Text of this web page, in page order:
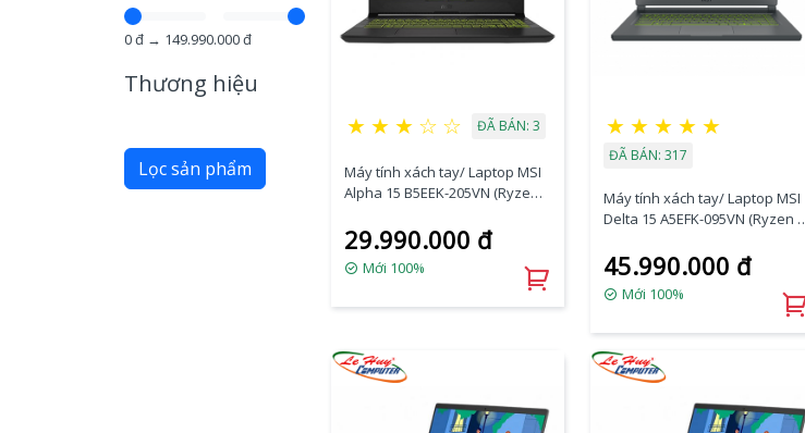
0đ → 149.990.000đ
Thương hiệu
Lọc sản phẩm
★ ★ ★ ☆ ☆ ĐÃ BÁN: 3
Máy tính xách tay/ Laptop MSI
Alpha 15 B5EEK-205VN (Ryzen 7
8GB/Ram 16GB/SSD
512GB/15.6 Inch IPS 144Hz FHD)
29.990.000 đ
Mới 100%
★ ★ ★ ★ ★
ĐÃ BÁN: 317
Máy tính xách tay/ Laptop MSI
Delta 15 A5EFK-095VN (Ryzen 7
10GB/Ram 16GB/SSD
512GB/15.6 Inch IPS 240Hz FHD)
45.990.000 đ
Mới 100%